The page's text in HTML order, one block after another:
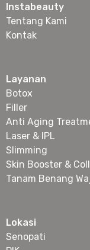
Instabeauty
Tentang Kami
Kontak
Layanan
Botox
Filler
Anti Aging
Laser & IPL
Slimming
Skin Booster &
Tanam Benang
Lokasi
Senopati